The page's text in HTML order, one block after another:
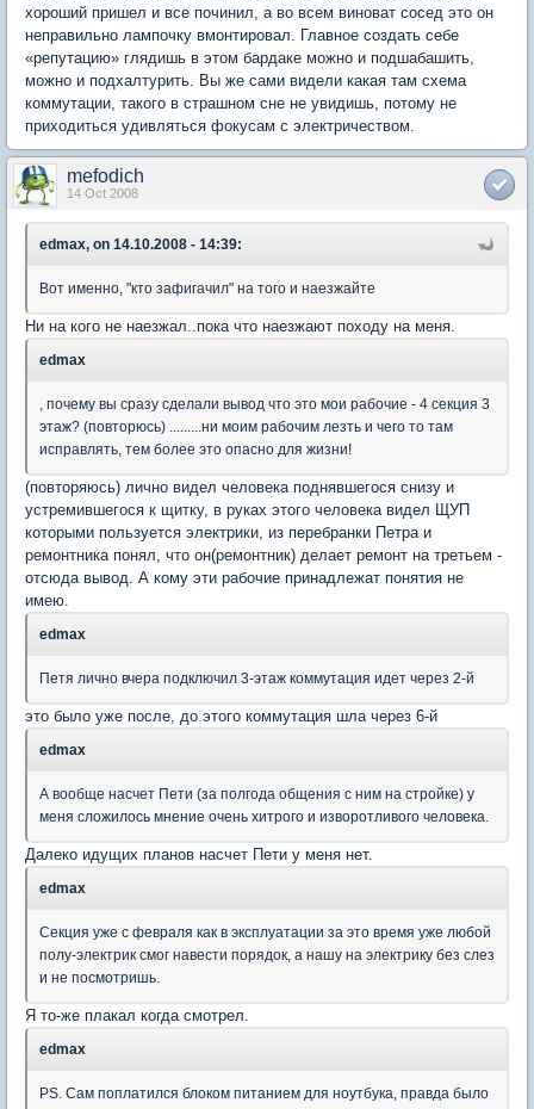
хороший пришел и все починил, а во всем виноват сосед это он
неправильно лампочку вмонтировал. Главное создать себе
«репутацию» глядишь в этом бардаке можно и подшабашить,
можно и подхалтурить. Вы же сами видели какая там схема
коммутации, такого в страшном сне не увидишь, потому не
приходиться удивляться фокусам с электричеством.
mefodich
14 Oct 2008
edmax, on 14.10.2008 - 14:39:
Вот именно, "кто зафигачил" на того и наезжайте
Ни на кого не наезжал..пока что наезжают походу на меня.
edmax
, почему вы сразу сделали вывод что это мои рабочие - 4 секция 3
этаж? (повторюсь) .........ни моим рабочим лезть и чего то там
исправлять, тем более это опасно для жизни!
(повторяюсь) лично видел человека поднявшегося снизу и
устремившегося к щитку, в руках этого человека видел ЩУП
которыми пользуется электрики, из перебранки Петра и
ремонтника понял, что он(ремонтник) делает ремонт на третьем -
отсюда вывод. А кому эти рабочие принадлежат понятия не
имею.
edmax
Петя лично вчера подключил 3-этаж коммутация идет через 2-й
это было уже после, до этого коммутация шла через 6-й
edmax
А вообще насчет Пети (за полгода общения с ним на стройке) у
меня сложилось мнение очень хитрого и изворотливого человека.
Далеко идущих планов насчет Пети у меня нет.
edmax
Секция уже с февраля как в эксплуатации за это время уже любой
полу-электрик смог навести порядок, а нашу на электрику без слез
и не посмотришь.
Я то-же плакал когда смотрел.
edmax
PS. Сам поплатился блоком питанием для ноутбука, правда было